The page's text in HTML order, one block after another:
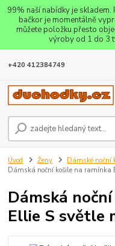
99% naší nabídky je
bačkor je momentálně
můžete položku přesto
výroby od 1 do 3
+420 412384749
Úvod Ženy Dámské noční
Dámská noční košile na ramínka
Dámská
Ellie S světle